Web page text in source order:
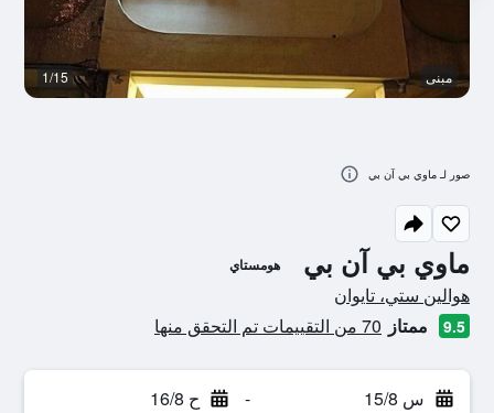
ماوي بي آن بي هومستاي
تقييم فئة 0
هوالين ستي، تايوان
9.5 ممتاز 70 من التقييمات تم التحقق منها
س 15/8 - ح 16/8
مبنى 1/15
صور لـ ماوي بي آن بي